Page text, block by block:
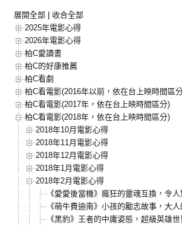
展開全部
收合全部
2025年電影心得
2026年電影心得
柏C愛讀書
柏C的好康推薦
柏C看劇
柏C看電影(2016年以前，依在台上映時間區
柏C看電影(2017年，依在台上映時間區分)
柏C看電影(2018年，依在台上映時間區分)
2018年10月電影心得
2018年11月電影心得
2018年12月電影心得
2018年1月電影心得
2018年2月電影心得
《愛愛後當機》瘋狂的靈魂互換，令
《萌牛費迪南》小孩的勵志故事，大
《黑豹》王者的中庸姿態，超級英雄